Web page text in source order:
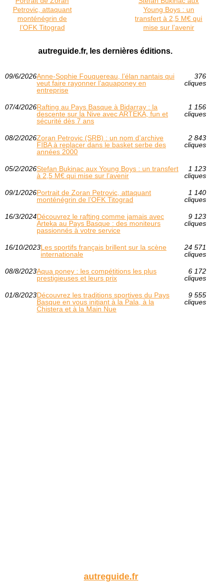
Petrovic, attaquant
monténégrin de
l’OFK Titograd
Young Boys : un
transfert à 2,5 M€ qui
mise sur l’avenir
autreguide.fr, les dernières éditions.
09/6/2026Anne-Sophie Fouquereau, l’élan nantais qui
veut faire rayonner l’aquaponey en
entreprise
376
cliques
07/4/2026Rafting au Pays Basque à Bidarray : la
descente sur la Nive avec ARTEKA, fun et
sécurité dès 7 ans
1 156
cliques
08/2/2026Zoran Petrovic (SRB) : un nom d’archive
FIBA à replacer dans le basket serbe des
années 2000
2 843
cliques
05/2/2026Stefan Bukinac aux Young Boys : un transfert
à 2,5 M€ qui mise sur l’avenir
1 123
cliques
09/1/2026Portrait de Zoran Petrovic, attaquant
monténégrin de l’OFK Titograd
1 140
cliques
16/3/2024Découvrez le rafting comme jamais avec
Arteka au Pays Basque : des moniteurs
passionnés à votre service
9 123
cliques
16/10/2023Les sportifs français brillent sur la scène
internationale
24 571
cliques
08/8/2023Aqua poney : les compétitions les plus
prestigieuses et leurs prix
6 172
cliques
01/8/2023Découvrez les traditions sportives du Pays
Basque en vous initiant à la Pala, à la
Chistera et à la Main Nue
9 555
cliques
autreguide.fr